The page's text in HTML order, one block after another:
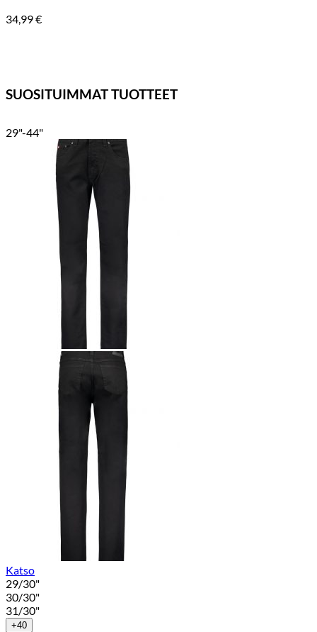
34,99€
SUOSITUIMMAT TUOTTEET
29"-44"
Katso
29/30"
30/30"
31/30"
+40